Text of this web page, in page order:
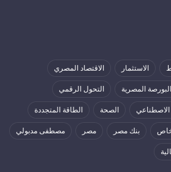
الاستثمار الاقتصاد المصري
البورصة المصرية التحول الرقمي
الاصطناعي الصحة الطاقة المتجددة
بنك مصر مصر مصطفى مدبولي